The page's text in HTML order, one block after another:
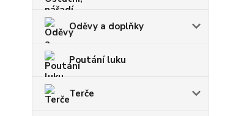
Oděvy a doplňky
Poutání luku
Terče